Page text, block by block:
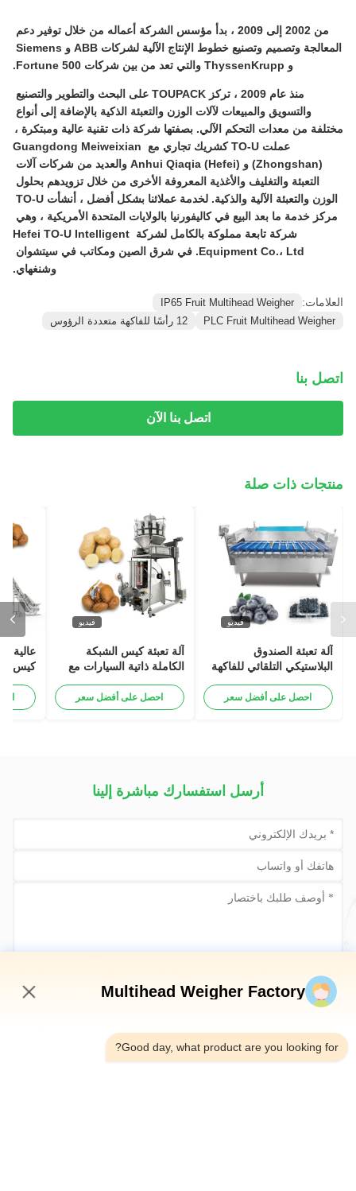
و ThyssenKrupp والتي تعد من بين شركات Fortune 500.
عملت TO-U كشريك تجاري مع Guangdong Meiweixian
شركة تابعة مملوكة بالكامل لشركة Hefei TO-U Intelligent
وشنغهاي.
العلامات:
IP65 Fruit Multihead Weigher
PLC Fruit Multihead Weigher
12 رأسًا للفاكهة متعددة الرؤوس
اتصل بنا
اتصل بنا الآن
منتجات ذات صلة
فيديو
آلة تعبئة الصندوق
البلاستيكي التلقائي للفاكهة
احصل على أفضل سعر
فيديو
آلة تعبئة كيس الشبكة
الكاملة ذاتية السيارات مع
الثوم البرتقالي الخضروات
احصل على أفضل سعر
عالية
كيس
البصل
كيس
أرسل استفسارك مباشرة إلينا
أرسلي الآن
Multihead Weigher Factory
Good day, what product are you looking for?